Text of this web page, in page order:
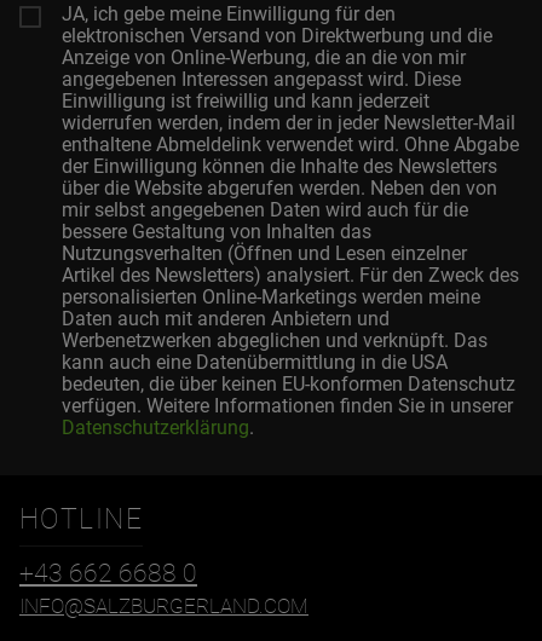
JA, ich gebe meine Einwilligung für den
elektronischen Versand von Direktwerbung und die
Anzeige von Online-Werbung, die an die von mir
angegebenen Interessen angepasst wird. Diese
Einwilligung ist freiwillig und kann jederzeit
widerrufen werden, indem der in jeder Newsletter-Mail
enthaltene Abmeldelink verwendet wird. Ohne Abgabe
der Einwilligung können die Inhalte des Newsletters
über die Website abgerufen werden. Neben den von
mir selbst angegebenen Daten wird auch für die
bessere Gestaltung von Inhalten das
Nutzungsverhalten (Öffnen und Lesen einzelner
Artikel des Newsletters) analysiert. Für den Zweck des
personalisierten Online-Marketings werden meine
Daten auch mit anderen Anbietern und
Werbenetzwerken abgeglichen und verknüpft. Das
kann auch eine Datenübermittlung in die USA
bedeuten, die über keinen EU-konformen Datenschutz
verfügen. Weitere Informationen finden Sie in unserer
Datenschutzerklärung.
HOTLINE
+43 662 6688 0
INFO@SALZBURGERLAND.COM